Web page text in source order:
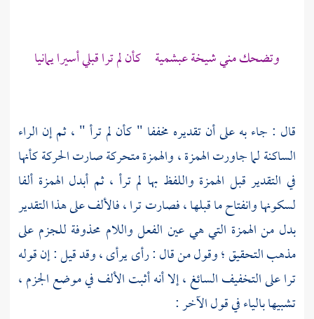
وتضحك مني شيخة عبشمية كأن لم ترا قبلي أسيرا يمانيا
قال : جاء به على أن تقديره مخففا " كأن لم ترأ " ، ثم إن الراء
الساكنة لما جاورت الهمزة ، والهمزة متحركة صارت الحركة كأنها
في التقدير قبل الهمزة واللفظ بها لم ترأ ، ثم أبدل الهمزة ألفا
لسكونها وانفتاح ما قبلها ، فصارت ترا ، فالألف على هذا التقدير
بدل من الهمزة التي هي عين الفعل واللام محذوفة للجزم على
مذهب التحقيق ؛ وقول من قال : رأى يرأى ، وقد قيل : إن قوله
ترا على التخفيف السائغ ، إلا أنه أثبت الألف في موضع الجزم ،
تشبيها بالياء في قول الآخر :